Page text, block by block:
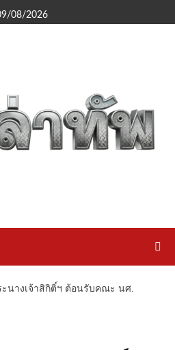
08/2026
ะนางเจ้าสิกิติ์ฯ ต้อนรับคณะ นศ.